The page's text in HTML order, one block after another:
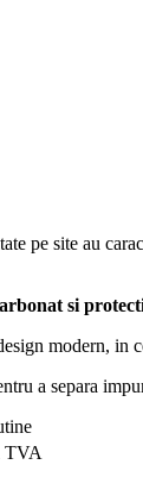
pe site au
si
modern, in
a separa
TVA